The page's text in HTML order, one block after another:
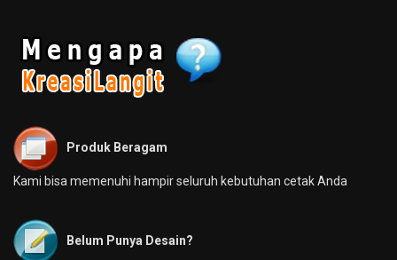
Produk Beragam
Kami bisa memenuhi hampir seluruh kebutuhan cetak Anda
Belum Punya Desain?